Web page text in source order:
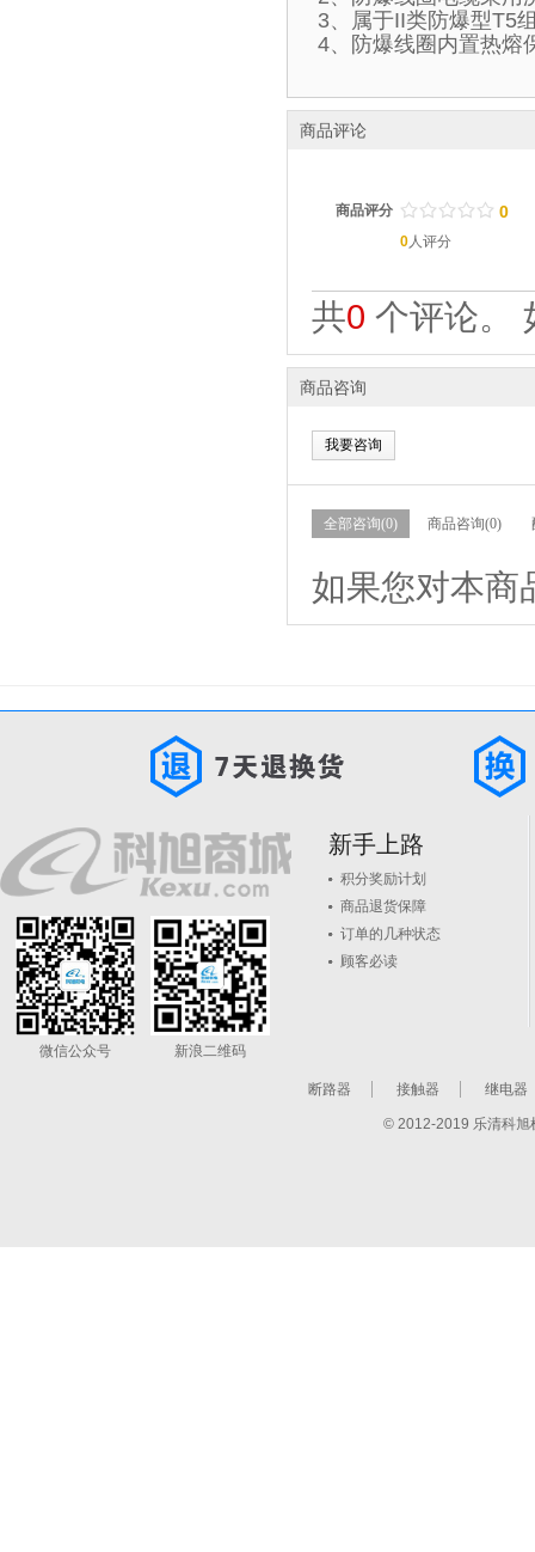
3、属于II类防爆型T5
4、防爆线圈内置热熔
商品评论
商品评分 / / / / /
. . . . . 0
0人评分
共0 个评论。
商品咨询
我要咨询
全部咨询(0) 商品咨询(0)
如果您对本商
微信公众号 新浪二维码
新手上路
积分奖励计划
商品退货保障
订单的几种状态
顾客必读
断路器 接触器 继电器
© 2012-2019 乐清科旭